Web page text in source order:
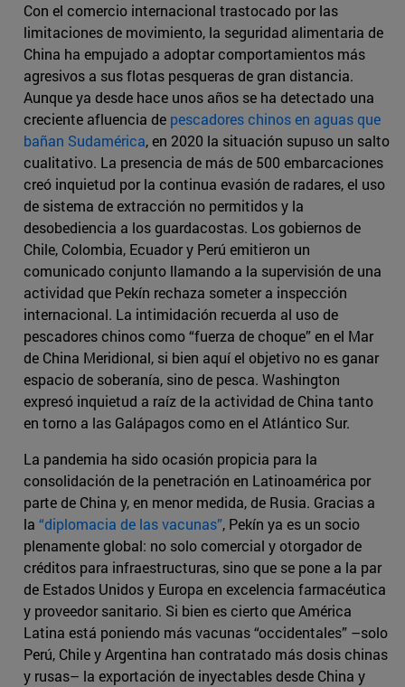
Con el comercio internacional trastocado por las
limitaciones de movimiento, la seguridad alimentaria de
China ha empujado a adoptar comportamientos más
agresivos a sus flotas pesqueras de gran distancia.
Aunque ya desde hace unos años se ha detectado una
creciente afluencia de pescadores chinos en aguas que
bañan Sudamérica, en 2020 la situación supuso un salto
cualitativo. La presencia de más de 500 embarcaciones
creó inquietud por la continua evasión de radares, el uso
de sistema de extracción no permitidos y la
desobediencia a los guardacostas. Los gobiernos de
Chile, Colombia, Ecuador y Perú emitieron un
comunicado conjunto llamando a la supervisión de una
actividad que Pekín rechaza someter a inspección
internacional. La intimidación recuerda al uso de
pescadores chinos como “fuerza de choque” en el Mar
de China Meridional, si bien aquí el objetivo no es ganar
espacio de soberanía, sino de pesca. Washington
expresó inquietud a raíz de la actividad de China tanto
en torno a las Galápagos como en el Atlántico Sur.
La pandemia ha sido ocasión propicia para la
consolidación de la penetración en Latinoamérica por
parte de China y, en menor medida, de Rusia. Gracias a
la “diplomacia de las vacunas”, Pekín ya es un socio
plenamente global: no solo comercial y otorgador de
créditos para infraestructuras, sino que se pone a la par
de Estados Unidos y Europa en excelencia farmacéutica
y proveedor sanitario. Si bien es cierto que América
Latina está poniendo más vacunas “occidentales” –solo
Perú, Chile y Argentina han contratado más dosis chinas
y rusas– la exportación de inyectables desde China y